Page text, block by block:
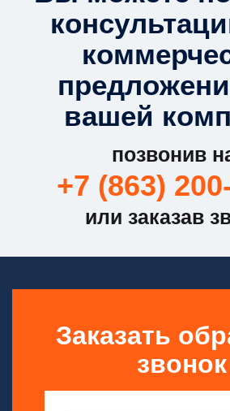
вашей
позвонив
+7 (863)
или заказав
Заказать
звонок